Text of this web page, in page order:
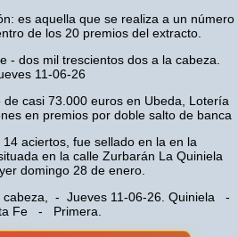
es aquella que se realiza a un número
de los 20 premios del extracto.
- dos mil trescientos dos a la cabeza.
11-06-26
casi 73.000 euros en Ubeda, Lotería
en premios por doble salto de banca
aciertos, fue sellado en la en la
en la calle Zurbarán La Quiniela
domingo 28 de enero.
cabeza, - Jueves 11-06-26. Quiniela -
Fe - Primera.